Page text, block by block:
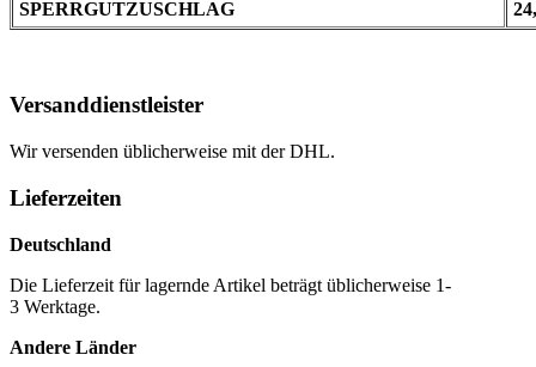
SPERRGUTZUSCHLAG
Versanddienstleister
Wir versenden üblicherweise mit der DHL.
Lieferzeiten
Deutschland
Die Lieferzeit für lagernde Artikel beträgt üblicherweise 1-
3 Werktage.
Andere Länder